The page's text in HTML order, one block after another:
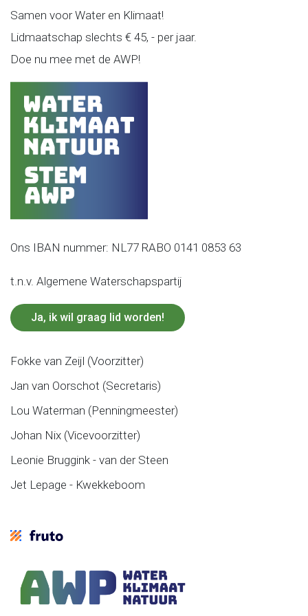
Samen voor Water en Klimaat!
Lidmaatschap slechts € 45, - per jaar.
Doe nu mee met de AWP!
Ons IBAN nummer: NL77 RABO 0141 0853 63
t.n.v. Algemene Waterschapspartij
Ja, ik wil graag lid worden!
Fokke van Zeijl (Voorzitter)
Jan van Oorschot (Secretaris)
Lou Waterman (Penningmeester)
Johan Nix (Vicevoorzitter)
Leonie Bruggink - van der Steen
Jet Lepage - Kwekkeboom